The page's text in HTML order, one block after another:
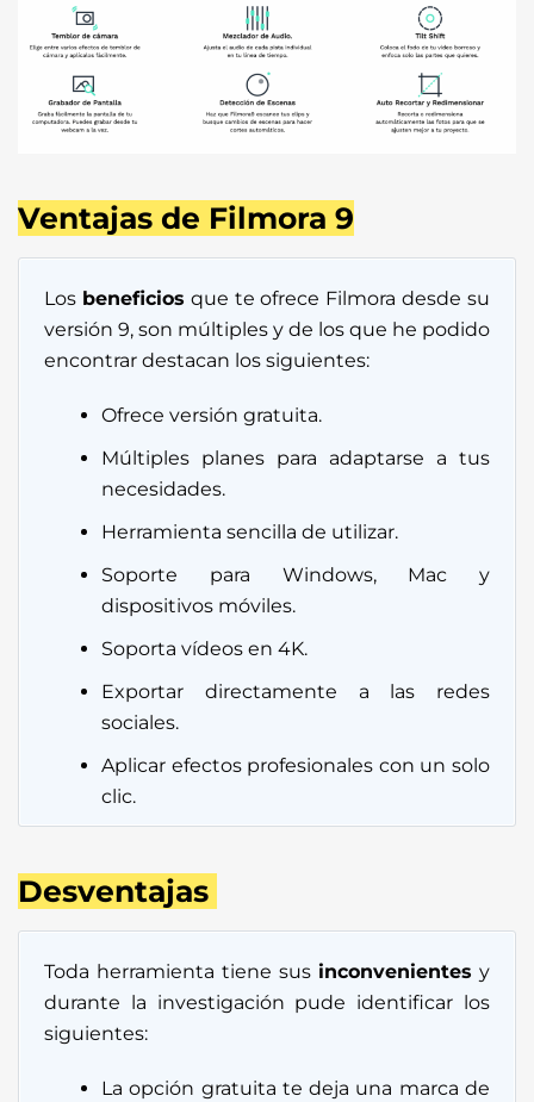
Ventajas de Filmora 9
Los beneficios que te ofrece Filmora desde su
versión 9, son múltiples y de los que he podido
encontrar destacan los siguientes:
Ofrece versión gratuita.
Múltiples planes para adaptarse a tus
necesidades.
Herramienta sencilla de utilizar.
Soporte para Windows, Mac y
dispositivos móviles.
Soporta vídeos en 4K.
Exportar directamente a las redes
sociales.
Aplicar efectos profesionales con un solo
clic.
Desventajas
Toda herramienta tiene sus inconvenientes y
durante la investigación pude identificar los
siguientes:
La opción gratuita te deja una marca de